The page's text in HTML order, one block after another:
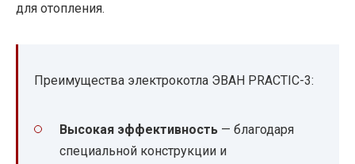
для отопления.
Преимущества электрокотла ЭВАН PRACTIC-3:
Высокая эффективность — благодаря
специальной конструкции и